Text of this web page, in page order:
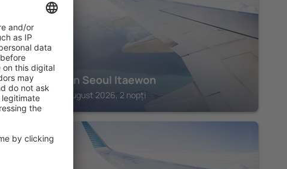
Mondrian Seoul Itaewon
Seoul, 14 august 2026, 2 nopți
SEOUL